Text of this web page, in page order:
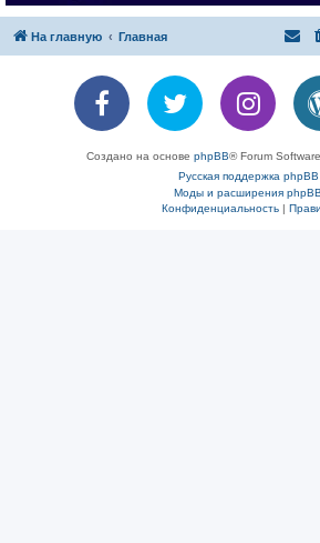
На главную Главная
Создано на основе phpBB® Forum
Русская поддержка phpBB
Моды и расширения phpBB
Конфиденциальность|